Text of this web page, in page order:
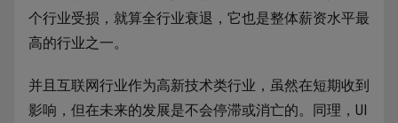
个行业受损，就算全行业衰退，它也是整体薪资水平最
高的行业之一。
并且互联网行业作为高新技术类行业，虽然在短期收到
影响，但在未来的发展是不会停滞或消亡的。同理，UI